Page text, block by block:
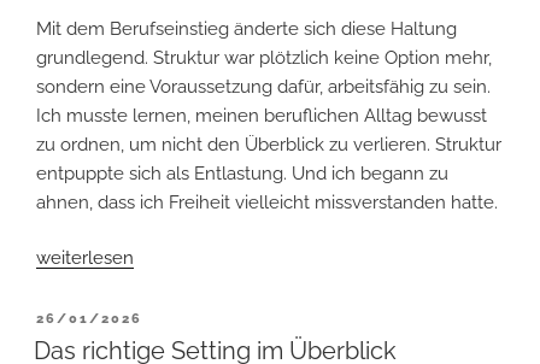
Mit dem Berufseinstieg änderte sich diese Haltung
grundlegend. Struktur war plötzlich keine Option mehr,
sondern eine Voraussetzung dafür, arbeitsfähig zu sein.
Ich musste lernen, meinen beruflichen Alltag bewusst
zu ordnen, um nicht den Überblick zu verlieren. Struktur
entpuppte sich als Entlastung. Und ich begann zu
ahnen, dass ich Freiheit vielleicht missverstanden hatte.
„Wie
helfen
–
weiterlesen
VERÖFFENTLICHT
AM
26/01/2026
Das richtige Setting im Überblick